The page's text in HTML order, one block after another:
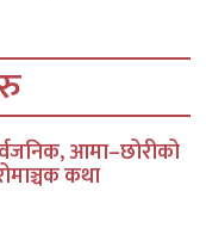
आमा–छोरीको
कथा